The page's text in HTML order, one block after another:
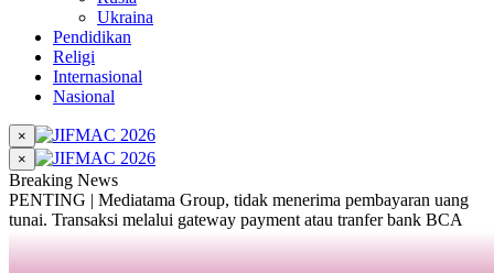
Ukraina
Pendidikan
Religi
Internasional
Nasional
×
×
Breaking News
PENTING | Mediatama Group, tidak menerima pembayaran uang
tunai. Transaksi melalui gateway payment atau tranfer bank BCA